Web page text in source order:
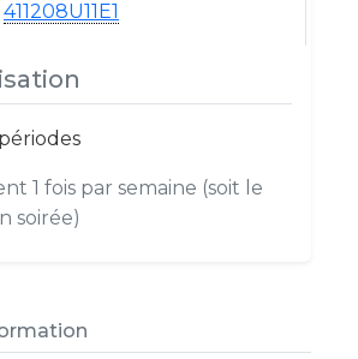
411208U11E1
1 fois par semaine (soit le
soirée)